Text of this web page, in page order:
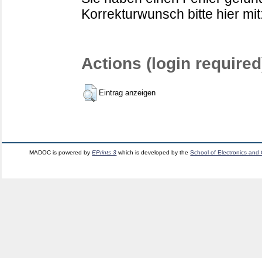
Korrekturwunsch bitte hier
Actions (login
Eintrag anzeigen
MADOC is powered byEPrints 3 which is developed by theSchool of Electronics and